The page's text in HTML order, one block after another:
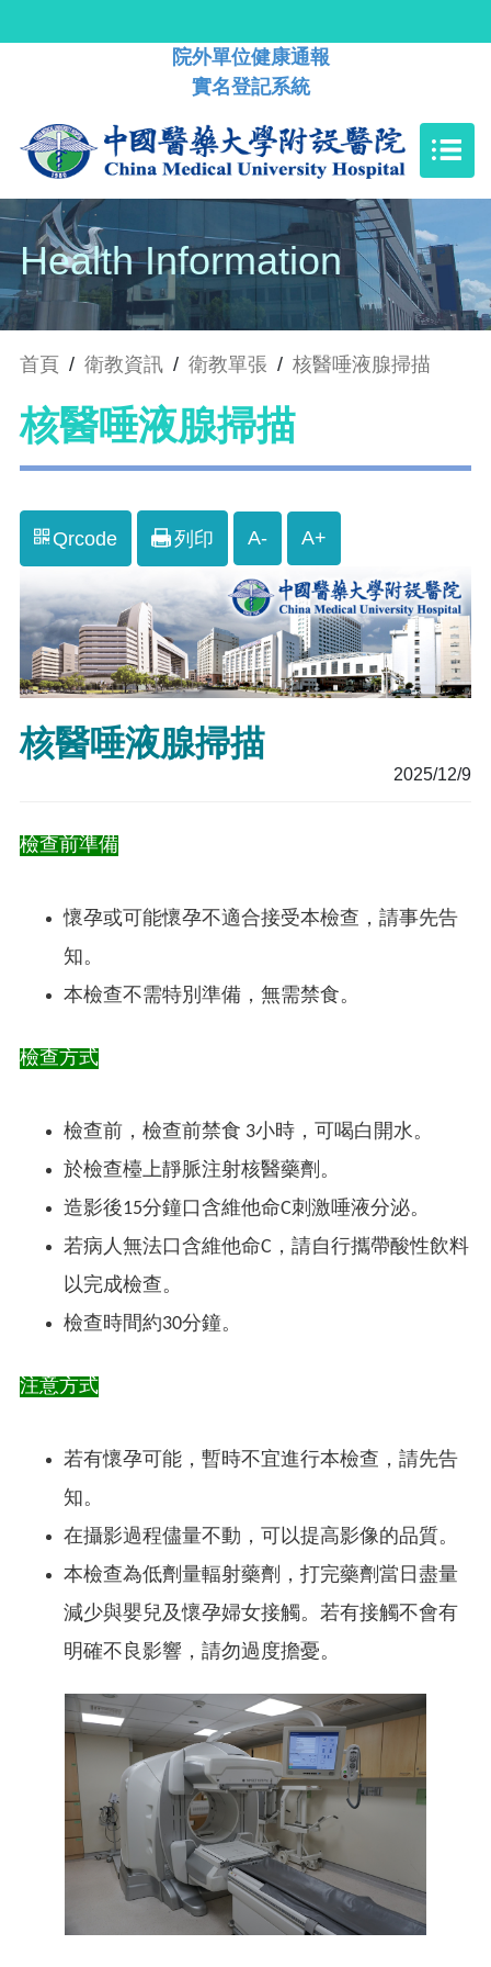
院外單位健康通報
實名登記系統
Health Information
首頁 / 衛教資訊 / 衛教單張 / 核醫唾液腺掃描
核醫唾液腺掃描
Qrcode 列印 A- A+
核醫唾液腺掃描
2025/12/9
檢查前準備
懷孕或可能懷孕不適合接受本檢查，請事先告
知。
本檢查不需特別準備，無需禁食。
檢查方式
檢查前，檢查前禁食 3小時，可喝白開水。
於檢查檯上靜脈注射核醫藥劑。
造影後15分鐘口含維他命C刺激唾液分泌。
若病人無法口含維他命C，請自行攜帶酸性飲料
以完成檢查。
檢查時間約30分鐘。
注意方式
若有懷孕可能，暫時不宜進行本檢查，請先告
知。
在攝影過程儘量不動，可以提高影像的品質。
本檢查為低劑量輻射藥劑，打完藥劑當日盡量
減少與嬰兒及懷孕婦女接觸。若有接觸不會有
明確不良影響，請勿過度擔憂。